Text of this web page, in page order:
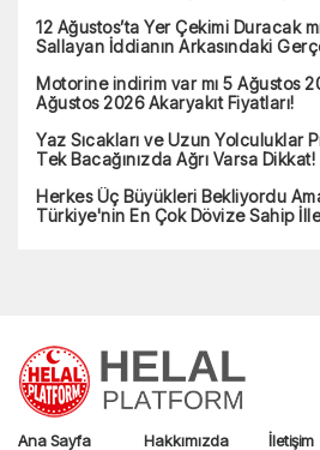
Mehmet Efendi Türk Kahvesi boykot
Kahvesi hangi ülkeye ait?